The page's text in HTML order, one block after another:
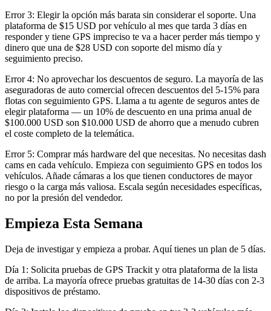
Error 3: Elegir la opción más barata sin considerar el soporte. Una
plataforma de $15 USD por vehículo al mes que tarda 3 días en
responder y tiene GPS impreciso te va a hacer perder más tiempo y
dinero que una de $28 USD con soporte del mismo día y
seguimiento preciso.
Error 4: No aprovechar los descuentos de seguro. La mayoría de las
aseguradoras de auto comercial ofrecen descuentos del 5-15% para
flotas con seguimiento GPS. Llama a tu agente de seguros antes de
elegir plataforma — un 10% de descuento en una prima anual de
$100.000 USD son $10.000 USD de ahorro que a menudo cubren
el coste completo de la telemática.
Error 5: Comprar más hardware del que necesitas. No necesitas dash
cams en cada vehículo. Empieza con seguimiento GPS en todos los
vehículos. Añade cámaras a los que tienen conductores de mayor
riesgo o la carga más valiosa. Escala según necesidades específicas,
no por la presión del vendedor.
Empieza Esta Semana
Deja de investigar y empieza a probar. Aquí tienes un plan de 5 días.
Día 1: Solicita pruebas de GPS Trackit y otra plataforma de la lista
de arriba. La mayoría ofrece pruebas gratuitas de 14-30 días con 2-3
dispositivos de préstamo.